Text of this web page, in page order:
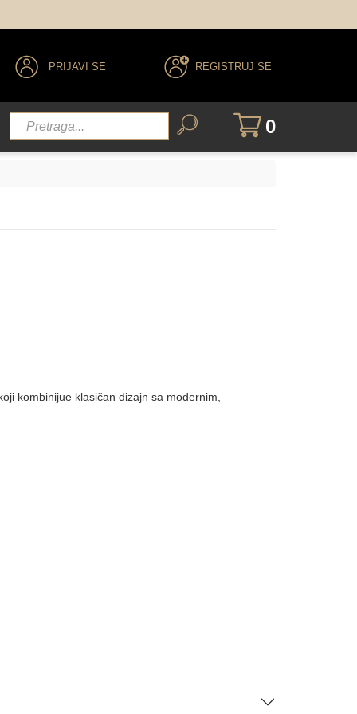
PRIJAVI SE REGISTRUJ SE
0
kombinijue klasičan dizajn sa modernim,